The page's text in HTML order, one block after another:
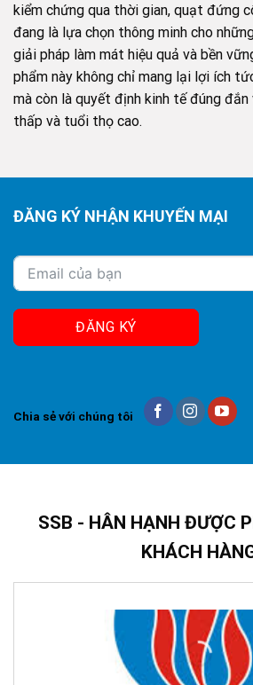
kiểm chứng qua thời gian, quạt đứng
đang là lựa chọn thông minh cho
giải pháp làm mát hiệu quả và bền
phẩm này không chỉ mang lại lợi ích
mà còn là quyết định kinh tế đúng đắn
thấp và tuổi thọ cao.
ĐĂNG KÝ NHẬN KHUYẾN MẠI
ĐĂNG KÝ
Chia sẻ với chúng tôi
SSB - HÂN HẠNH ĐƯỢC
KHÁCH